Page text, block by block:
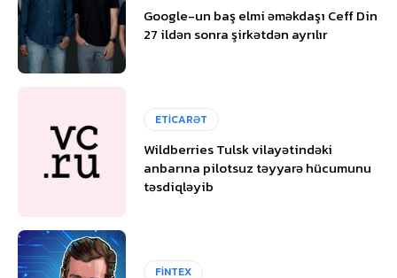
Google-un baş elmi əməkdaşı Ceff Din
27 ildən sonra şirkətdən ayrılır
ETİCARƏT
Wildberries Tulsk vilayətindəki
anbarına pilotsuz təyyarə hücumunu
təsdiqləyib
FİNTEX